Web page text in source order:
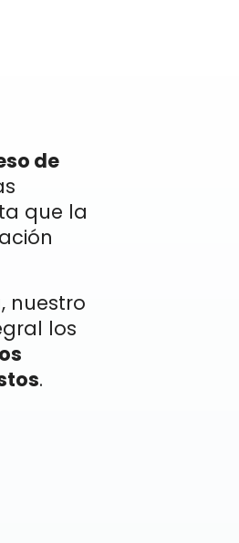
de
que la
nuestro
los
.